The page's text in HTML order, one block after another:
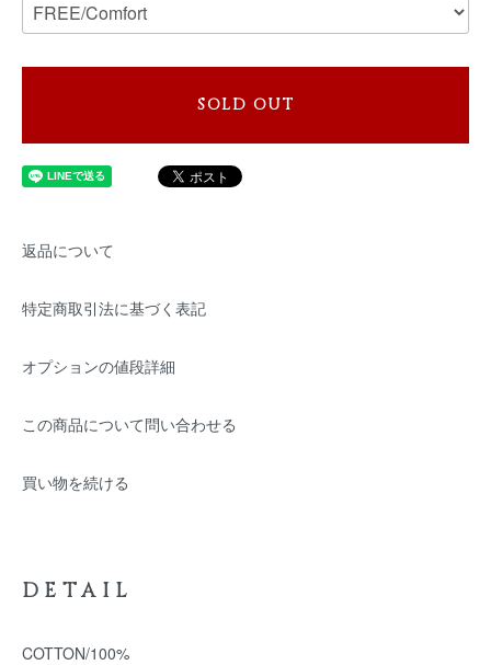
SOLD OUT
返品について
特定商取引法に基づく表記
オプションの値段詳細
この商品について問い合わせる
買い物を続ける
DETAIL
COTTON/100%